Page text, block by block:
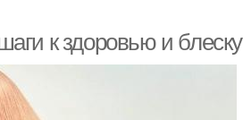
к здоровью и блеску